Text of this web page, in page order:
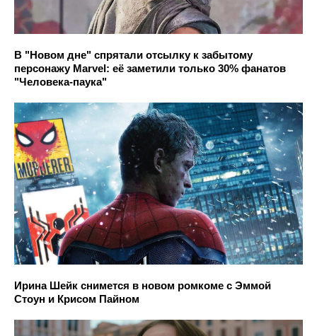
В "Новом дне" спрятали отсылку к забытому
персонажу Marvel: её заметили только 30% фанатов
"Человека-паука"
Ирина Шейк снимется в новом ромкоме с Эммой
Стоун и Крисом Пайном